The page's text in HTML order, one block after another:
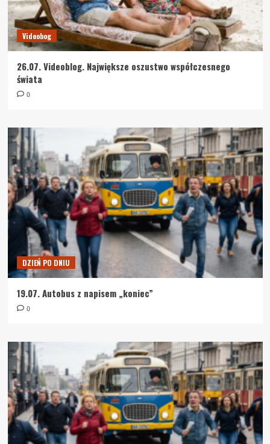
Videobog
26.07. Videoblog. Największe oszustwo współczesnego
świata
0
DZIEŃ PO DNIU
19.07. Autobus z napisem „koniec”
0